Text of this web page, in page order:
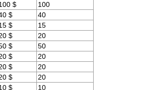
$
100
$
40
$
15
$
20
$
50
$
20
$
20
$
20
$
10